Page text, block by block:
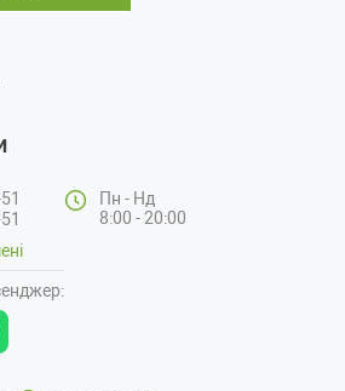
Пн - Нд
8:00 - 20:00